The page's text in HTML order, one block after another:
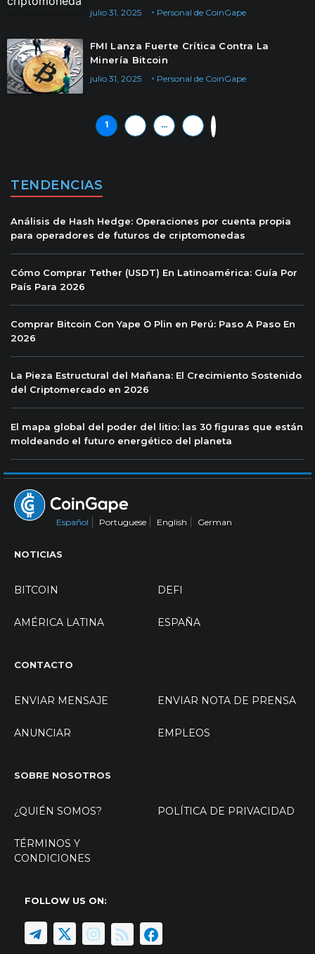
Personal de CoinGape
julio 31, 2025
FMI Lanza Fuerte Crítica Contra La
Minería Bitcoin
Personal de CoinGape
julio 31, 2025
1 … »
TENDENCIAS
Análisis de Hash Hedge: Operaciones por cuenta propia
para operadores de futuros de criptomonedas
Cómo Comprar Tether (USDT) En Latinoamérica: Guía Por
País Para 2026
Comprar Bitcoin Con Yape O Plin en Perú: Paso A Paso En
2026
La Pieza Estructural del Mañana: El Crecimiento Sostenido
del Criptomercado en 2026
El mapa global del poder del litio: las 30 figuras que están
moldeando el futuro energético del planeta
Español Portuguese English German
NOTICIAS
BITCOIN DEFI
AMÉRICA LATINA ESPAÑA
CONTACTO
ENVIAR MENSAJE ENVIAR NOTA DE PRENSA
ANUNCIAR EMPLEOS
SOBRE NOSOTROS
¿QUIÉN SOMOS? POLÍTICA DE PRIVACIDAD
TÉRMINOS Y
CONDICIONES
FOLLOW US ON: